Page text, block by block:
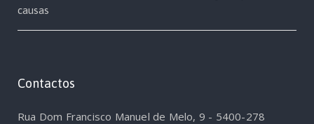
causas
Contactos
Rua Dom Francisco Manuel de Melo, 9 - 5400-278